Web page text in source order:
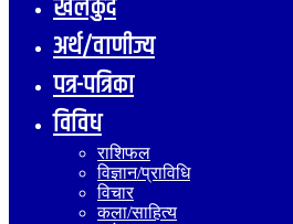
खेलकुद
अर्थ/वाणीज्य
पत्र-पत्रिका
विविध
राशिफल
विज्ञान/प्राविधि
विचार
कला/साहित्य